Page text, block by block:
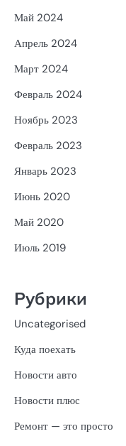
Май 2024
Апрель 2024
Март 2024
Февраль 2024
Ноябрь 2023
Февраль 2023
Январь 2023
Июнь 2020
Май 2020
Июль 2019
Рубрики
Uncategorised
Куда поехать
Новости авто
Новости плюс
Ремонт — это просто